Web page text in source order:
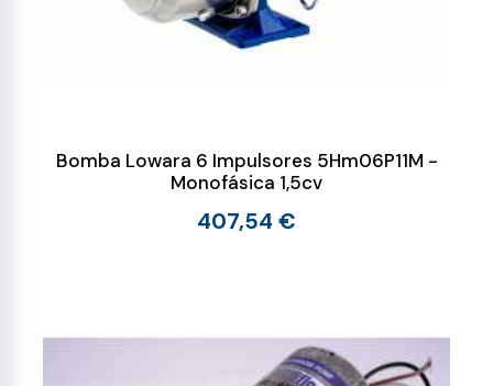
Bomba Lowara 6 Impulsores 5Hm06P11M -
Monofásica 1,5cv
407,54 €